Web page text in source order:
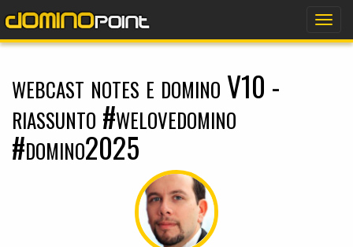
webcast notes e domino V10 -
riassunto #welovedomino
#domino2025